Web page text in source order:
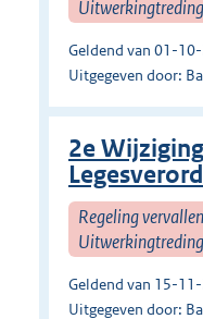
Geldend van 01-
Uitgegeven door:
2e
Regeling
Geldend van 15-
Uitgegeven door: